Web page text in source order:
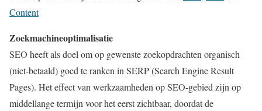
Content
Zoekmachineoptimalisatie
SEO heeft als doel om op gewenste zoekopdrachten organisch
(niet-betaald) goed te ranken in SERP (Search Engine Result
Pages). Het effect van werkzaamheden op SEO-gebied zijn op
middellange termijn voor het eerst zichtbaar, doordat de